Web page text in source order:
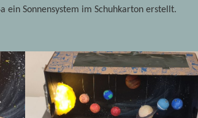
ein Sonnensystem im Schuhkarton erstellt.